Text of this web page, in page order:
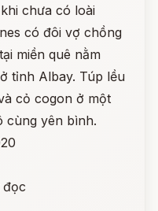
chưa có loài
có đôi vợ chồng
miền quê nằm
tỉnh Albay. Túp lều
cỏ cogon ở một
cùng yên bình.
đọc